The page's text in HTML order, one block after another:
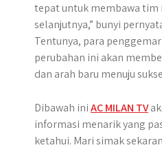
tepat untuk membawa
selanjutnya,” bunyi
Tentunya, para
perubahan ini akan
dan arah baru menuju
Dibawah iniAC MILAN TV
informasi menarik yang
ketahui. Mari simak